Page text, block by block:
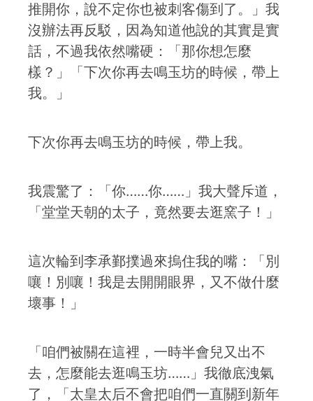
推開你，說不定你也被刺客傷到了。」我
沒辦法再反駁，因為知道他說的其實是實
話，不過我依然嘴硬：「那你想怎麼
樣？」「下次你再去鳴玉坊的時候，帶上
我。」
下次你再去鳴玉坊的時候，帶上我。
我震驚了：「你……你……」我大聲斥道，
「堂堂天朝的太子，竟然要去逛窯子！」
這次輪到李承鄞撲過來摀住我的嘴：「別
嚷！別嚷！我是去開開眼界，又不做什麼
壞事！」
「咱們被關在這裡，一時半會兒又出不
去，怎麼能去逛鳴玉坊……」我徹底洩氣
了，「太皇太后不會把咱們一直關到新年